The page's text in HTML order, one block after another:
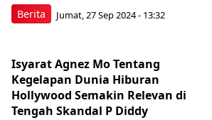
Berita Jumat, 27 Sep 2024 - 13:32
Isyarat Agnez Mo Tentang
Kegelapan Dunia Hiburan
Hollywood Semakin Relevan di
Tengah Skandal P Diddy